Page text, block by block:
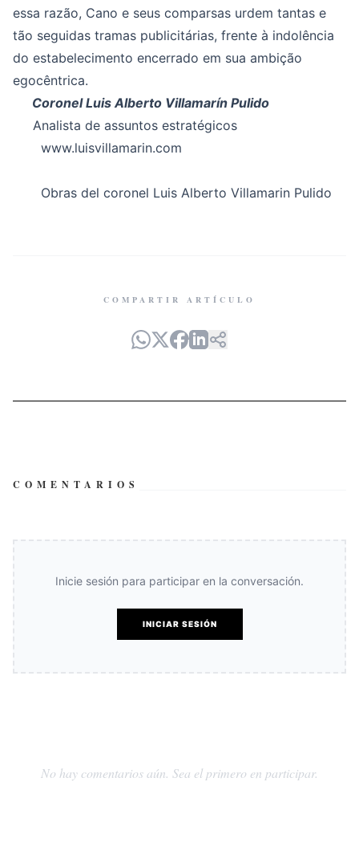
essa razão, Cano e seus comparsas urdem tantas e
tão seguidas tramas publicitárias, frente à indolência
do estabelecimento encerrado em sua ambição
egocêntrica.
Coronel Luis Alberto Villamarín Pulido
Analista de assuntos estratégicos
www.luisvillamarin.com
Obras del coronel Luis Alberto Villamarin Pulido
COMPARTIR ARTÍCULO
COMENTARIOS
Inicie sesión para participar en la conversación.
INICIAR SESIÓN
No hay comentarios aún. Sea el primero en participar.